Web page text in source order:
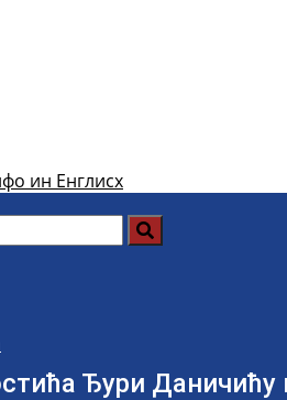
ин Енглисх
Ђури